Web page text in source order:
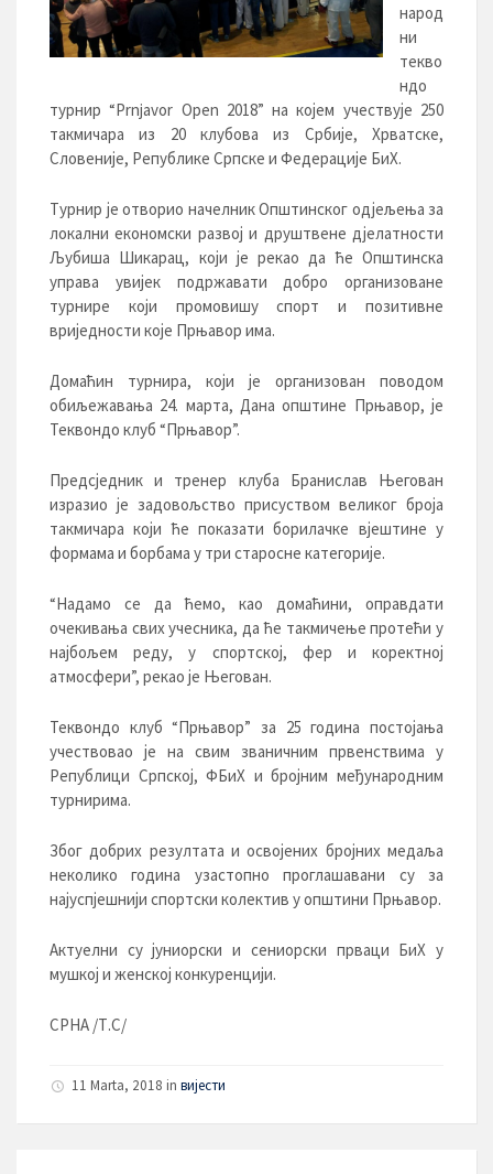
народ
ни
текво
ндо
турнир “Prnjavor Open 2018” на којем учествује 250
такмичара из 20 клубова из Србије, Хрватске,
Словеније, Републике Српске и Федерације БиХ.
Турнир је отворио начелник Општинског одјељења за
локални економски развој и друштвене дјелатности
Љубиша Шикарац, који је рекао да ће Општинска
управа увијек подржавати добро организоване
турнире који промовишу спорт и позитивне
вриједности које Прњавор има.
Домаћин турнира, који је организован поводом
обиљежавања 24. марта, Дана општине Прњавор, је
Теквондо клуб “Прњавор”.
Предсједник и тренер клуба Бранислав Његован
изразио је задовољство присуством великог броја
такмичара који ће показати борилачке вјештине у
формама и борбама у три старосне категорије.
“Надамо се да ћемо, као домаћини, оправдати
очекивања свих учесника, да ће такмичење протећи у
најбољем реду, у спортској, фер и коректној
атмосфери”, рекао је Његован.
Теквондо клуб “Прњавор” за 25 година постојања
учествовао је на свим званичним првенствима у
Републици Српској, ФБиХ и бројним међународним
турнирима.
Због добрих резултата и освојених бројних медаља
неколико година узастопно проглашавани су за
најуспјешнији спортски колектив у општини Прњавор.
Актуелни су јуниорски и сениорски прваци БиХ у
мушкој и женској конкуренцији.
СРНА /Т.С/
11 Marta, 2018 in вијести